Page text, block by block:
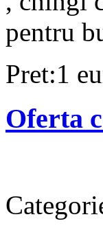
pentru
Pret:1
Oferta